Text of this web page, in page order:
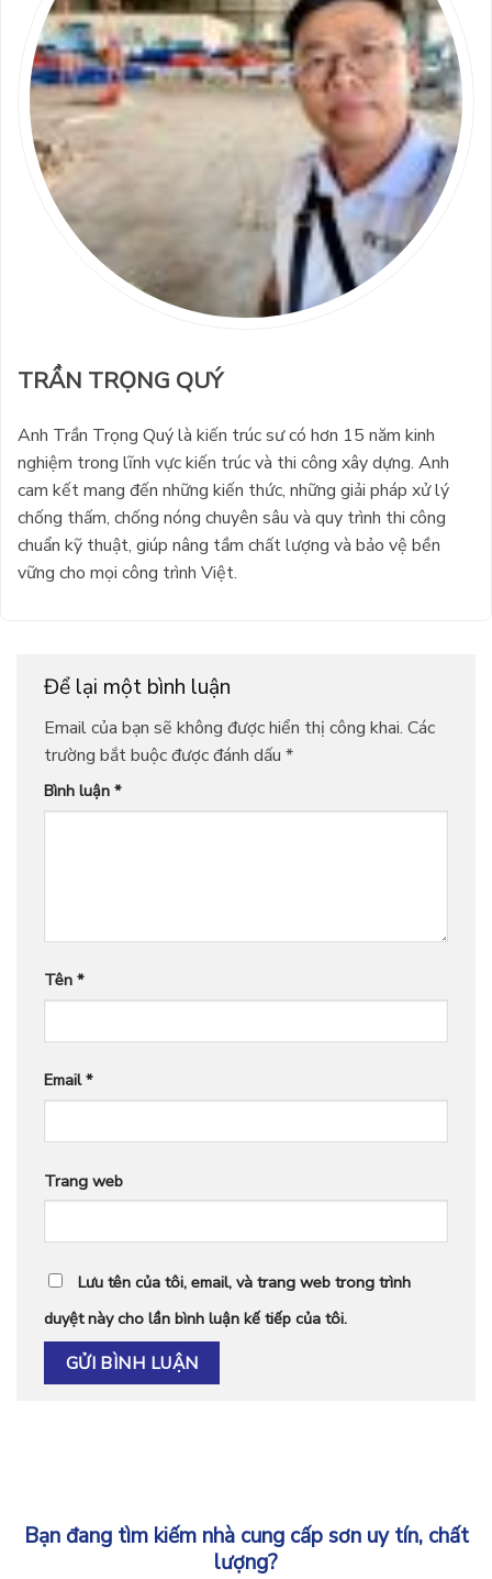
TRẦN TRỌNG QUÝ
Anh Trần Trọng Quý là kiến trúc sư có hơn 15 năm kinh
nghiệm trong lĩnh vực kiến trúc và thi công xây dựng. Anh
cam kết mang đến những kiến thức, những giải pháp xử lý
chống thấm, chống nóng chuyên sâu và quy trình thi công
chuẩn kỹ thuật, giúp nâng tầm chất lượng và bảo vệ bền
vững cho mọi công trình Việt.
Để lại một bình luận
Email của bạn sẽ không được hiển thị công khai. Các
trường bắt buộc được đánh dấu *
Bình luận *
Tên *
Email*
Trang web
Lưu tên của tôi, email, và trang web trong trình
duyệt này cho lần bình luận kế tiếp của tôi.
Bạn đang tìm kiếm nhà cung cấp sơn uy tín, chất
lượng?